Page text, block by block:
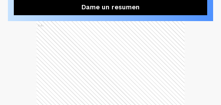
Dame un resumen
Ads